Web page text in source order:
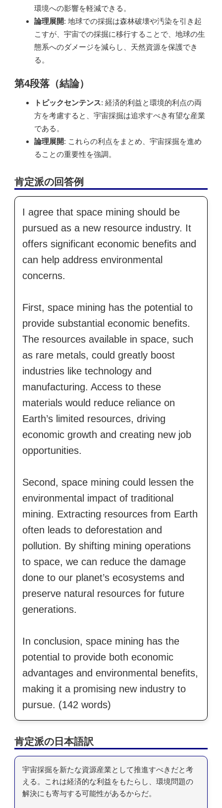
環境への影響を軽減できる。
論理展開: 地球での採掘は森林破壊や汚染を引き起
こすが、宇宙での採掘に移行することで、地球の生
態系へのダメージを減らし、天然資源を保護でき
る。
第4段落（結論）
トピックセンテンス: 経済的利益と環境的利点の両
方を考慮すると、宇宙採掘は追求すべき有望な産業
である。
論理展開: これらの利点をまとめ、宇宙採掘を進め
ることの重要性を強調。
肯定派の回答例
I agree that space mining should be
pursued as a new resource industry. It
offers significant economic benefits and
can help address environmental
concerns.
First, space mining has the potential to
provide substantial economic benefits.
The resources available in space, such
as rare metals, could greatly boost
industries like technology and
manufacturing. Access to these
materials would reduce reliance on
Earth’s limited resources, driving
economic growth and creating new job
opportunities.
Second, space mining could lessen the
environmental impact of traditional
mining. Extracting resources from Earth
often leads to deforestation and
pollution. By shifting mining operations
to space, we can reduce the damage
done to our planet’s ecosystems and
preserve natural resources for future
generations.
In conclusion, space mining has the
potential to provide both economic
advantages and environmental benefits,
making it a promising new industry to
pursue. (142 words)
肯定派の日本語訳
宇宙採掘を新たな資源産業として推進すべきだと考
える。これは経済的な利益をもたらし、環境問題の
解決にも寄与する可能性があるからだ。